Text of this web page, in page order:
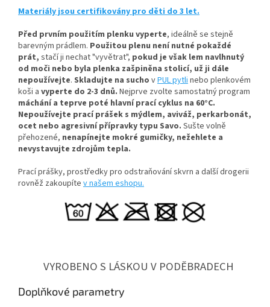
Materiály jsou certifikovány pro děti do 3 let.
Před prvním použitím plenku vyperte, ideálně se stejně
barevným prádlem. Použitou plenu není nutné pokaždé
prát, stačí ji nechat "vyvětrat", pokud je však lem navlhnutý
od moči nebo byla plenka zašpiněna stolicí, už ji dále
nepoužívejte. Skladujte na sucho vPUL pytlinebo plenkovém
koši a vyperte do 2-3 dnů. Nejprve zvolte samostatný program
máchání a teprve poté hlavní prací cyklus na 60°C.
Nepoužívejte prací prášek s mýdlem, aviváž, perkarbonát,
ocet nebo agresivní přípravky typu Savo. Sušte volně
přehozené, nenapínejte mokré gumičky, nežehlete a
nevystavujte zdrojům tepla.
Prací prášky, prostředky pro odstraňování skvrn a další drogerii
rovněž zakoupíte v našem eshopu.
VYROBENO S LÁSKOU V PODĚBRADECH
Doplňkové parametry